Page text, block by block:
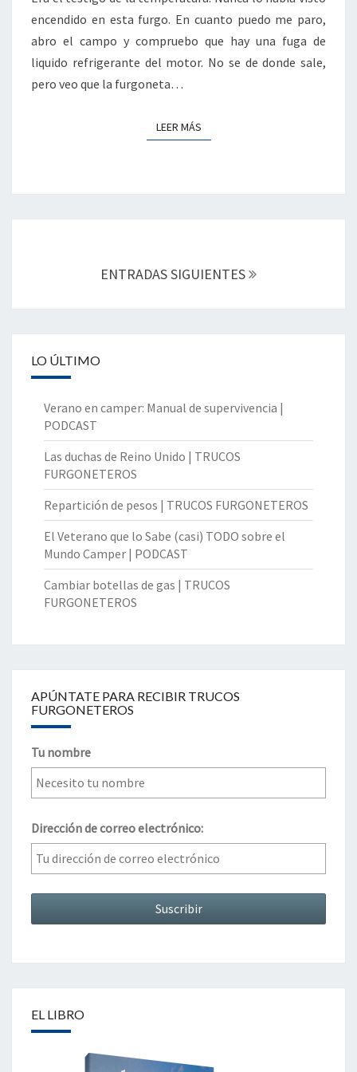
encendido en esta furgo. En cuanto puedo me paro,
abro el campo y compruebo que hay una fuga de
liquido refrigerante del motor. No se de donde sale,
pero veo que la furgoneta…
LEER MÁSLEER MÁS
ENTRADAS SIGUIENTES
LO ÚLTIMO
Verano en camper: Manual de supervivencia |
PODCAST
Las duchas de Reino Unido | TRUCOS
FURGONETEROS
Repartición de pesos | TRUCOS FURGONETEROS
El Veterano que lo Sabe (casi) TODO sobre el
Mundo Camper | PODCAST
Cambiar botellas de gas | TRUCOS
FURGONETEROS
APÚNTATE PARA RECIBIR TRUCOS
FURGONETEROS
Tu nombre
Dirección de correo electrónico:
EL LIBRO